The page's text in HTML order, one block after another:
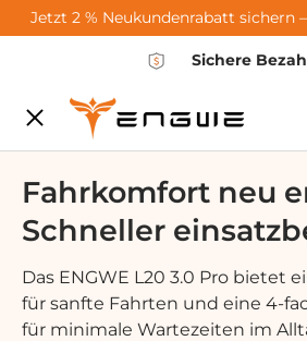
Saltar al contenido
Jetzt 2 % Neukundenrabatt sichern
Sichere
Menú
City-Sale
E-Bikes
Zubehör
Fahrkomfort neu
Schneller
Das ENGWE L20 3.0 Pro bietet
für sanfte Fahrten und eine 4-
für minimale Wartezeiten im